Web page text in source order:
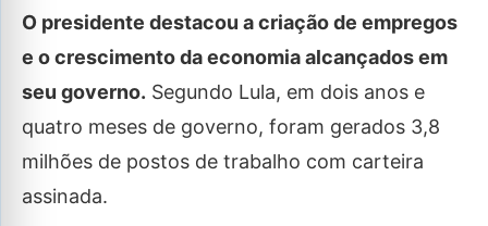
O presidente destacou a criação de empregos
e o crescimento da economia alcançados em
seu governo. Segundo Lula, em dois anos e
quatro meses de governo, foram gerados 3,8
milhões de postos de trabalho com carteira
assinada.